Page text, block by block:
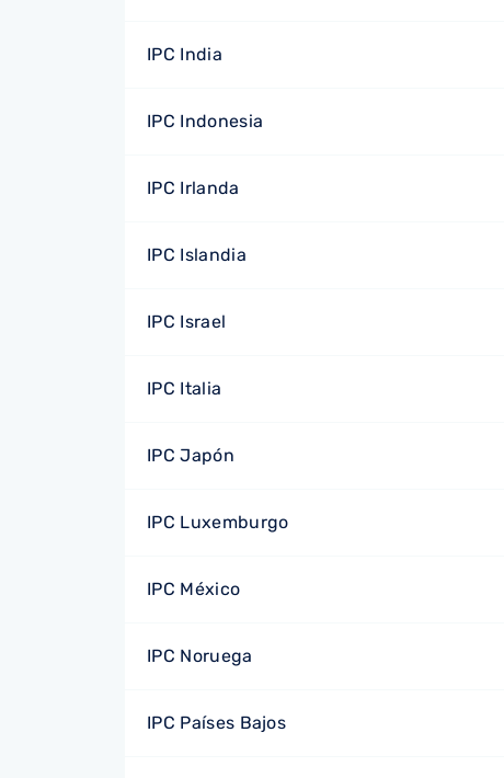
IPC India
IPC Indonesia
IPC Irlanda
IPC Islandia
IPC Israel
IPC Italia
IPC Japón
IPC Luxemburgo
IPC México
IPC Noruega
IPC Países Bajos